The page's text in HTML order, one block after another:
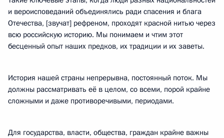
и вероисповеданий объединялись ради спасения и блага
Отечества, [звучат] рефреном, проходят красной нитью через
всю российскую историю. Мы понимаем и чтим этот
бесценный опыт наших предков, их традиции и их заветы.
История нашей страны непрерывна, постоянный поток. Мы
должны рассматривать её в целом, со всеми, порой крайне
сложными и даже противоречивыми, периодами.
Для государства, власти, общества, граждан крайне важны